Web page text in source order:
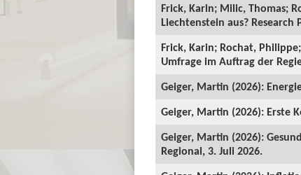
Frick, Karin; Milic, Thomas;
Liechtenstein aus?
Frick, Karin; Rochat,
Umfrage im Auftrag der
Geiger, Martin (2026):
Geiger, Martin (2026): Erste
Geiger, Martin (2026):
Regional, 3. Juli 2026.